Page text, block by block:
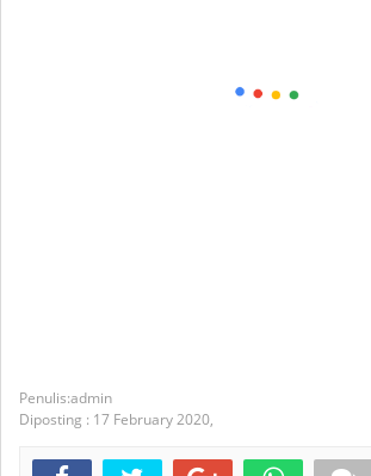
admin
Diposting : 17 February 2020,